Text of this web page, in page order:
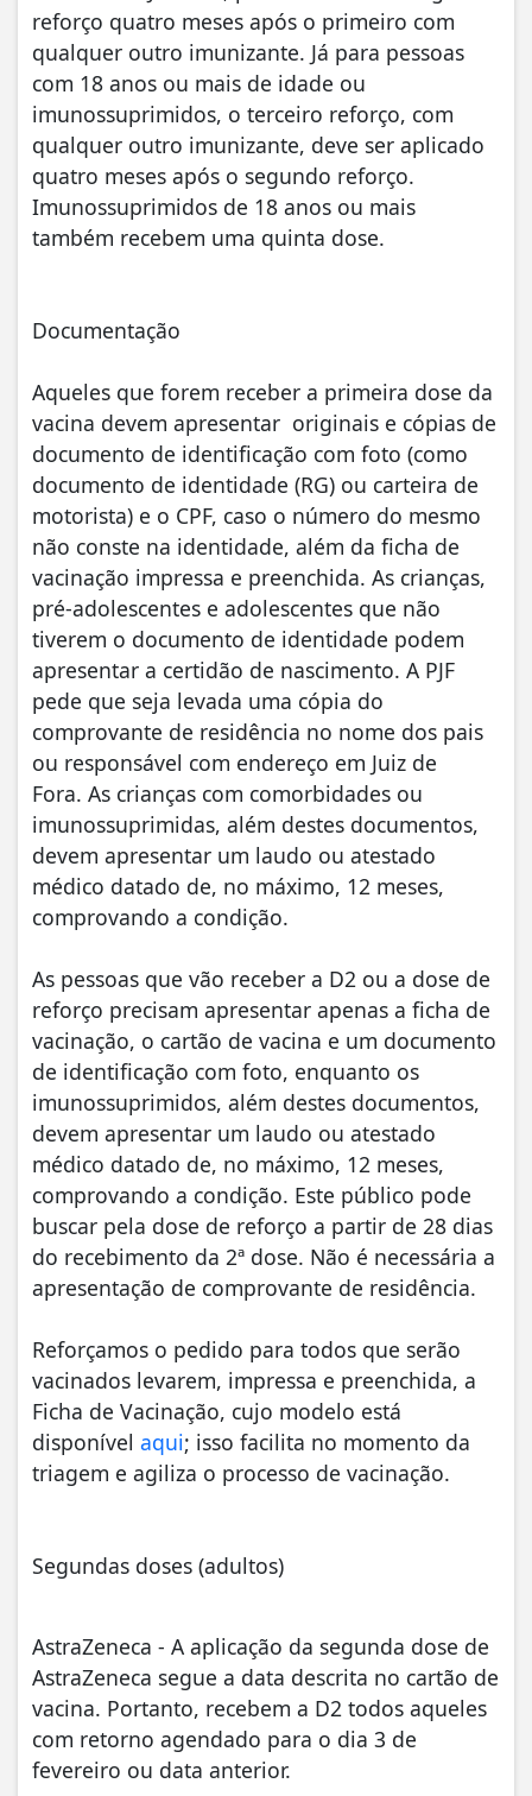
reforço quatro meses após o primeiro com
qualquer outro imunizante. Já para pessoas
com 18 anos ou mais de idade ou
imunossuprimidos, o terceiro reforço, com
qualquer outro imunizante, deve ser aplicado
quatro meses após o segundo reforço.
Imunossuprimidos de 18 anos ou mais
também recebem uma quinta dose.
Documentação
Aqueles que forem receber a primeira dose da
vacina devem apresentar originais e cópias de
documento de identificação com foto (como
documento de identidade (RG) ou carteira de
motorista) e o CPF, caso o número do mesmo
não conste na identidade, além da ficha de
vacinação impressa e preenchida. As crianças,
pré-adolescentes e adolescentes que não
tiverem o documento de identidade podem
apresentar a certidão de nascimento. A PJF
pede que seja levada uma cópia do
comprovante de residência no nome dos pais
ou responsável com endereço em Juiz de
Fora. As crianças com comorbidades ou
imunossuprimidas, além destes documentos,
devem apresentar um laudo ou atestado
médico datado de, no máximo, 12 meses,
comprovando a condição.
As pessoas que vão receber a D2 ou a dose de
reforço precisam apresentar apenas a ficha de
vacinação, o cartão de vacina e um documento
de identificação com foto, enquanto os
imunossuprimidos, além destes documentos,
devem apresentar um laudo ou atestado
médico datado de, no máximo, 12 meses,
comprovando a condição. Este público pode
buscar pela dose de reforço a partir de 28 dias
do recebimento da 2ª dose. Não é necessária a
apresentação de comprovante de residência.
Reforçamos o pedido para todos que serão
vacinados levarem, impressa e preenchida, a
Ficha de Vacinação, cujo modelo está
disponível aqui; isso facilita no momento da
triagem e agiliza o processo de vacinação.
Segundas doses (adultos)
AstraZeneca - A aplicação da segunda dose de
AstraZeneca segue a data descrita no cartão de
vacina. Portanto, recebem a D2 todos aqueles
com retorno agendado para o dia 3 de
fevereiro ou data anterior.